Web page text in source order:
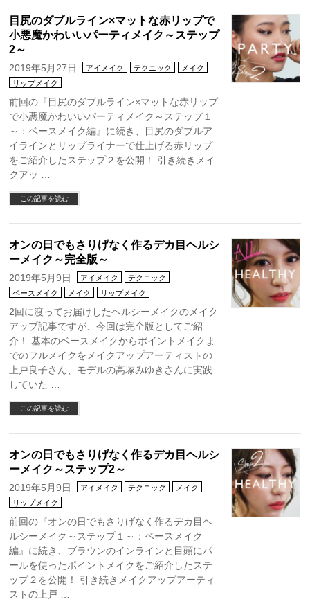
目尻のダブルライン×マットな赤リップで
小悪魔かわいいパーティメイク～ステップ
2～
2019年5月27日 アイメイク テクニック
メイク
リップメイク
前回の『目尻のダブルライン×マットな赤リップ
で小悪魔かわいいパーティメイク～ステップ１
～：ベースメイク編』に続き、目尻のダブルア
イラインとリップライナーで仕上げる赤リップ
をご紹介したステップ２を公開！ 引き続きメイ
クアッ …
この記事を読む
オンの日でもさりげなく作るデカ目ヘルシ
ーメイク～完全版～
2019年5月9日 アイメイク
テクニック
ベースメイク
メイク リップメイク
2回に渡ってお届けしたヘルシーメイクのメイク
アップ記事ですが、今回は完全版としてご紹
介！ 基本のベースメイクからポイントメイクま
でのフルメイクをメイクアップアーティストの
上戸良子さん、モデルの高塚みゆきさんに実践
していた …
この記事を読む
オンの日でもさりげなく作るデカ目ヘルシ
ーメイク～ステップ2～
2019年5月9日 アイメイク テクニック
メイク
リップメイク
前回の『オンの日でもさりげなく作るデカ目ヘ
ルシーメイク～ステップ１～：ベースメイク
編』に続き、ブラウンのインラインと目頭にパ
ールを使ったポイントメイクをご紹介したステ
ップ２を公開！ 引き続きメイクアップアーティ
ストの上戸 …